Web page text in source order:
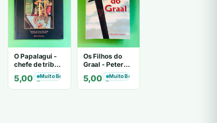
O Papalagui -
chefe de tribo
de tiavéa
5,00€Muito Bom
Os Filhos do
Graal - Peter
Berling
5,00€Muito Bom